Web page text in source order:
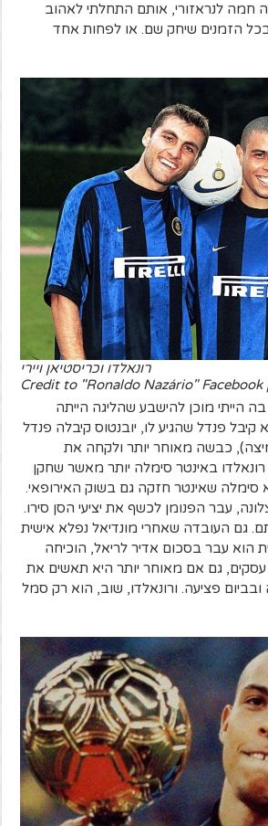
חמה לנראזורי, אותם התחלתי לאהוב
הזמנים שיחק שם. או לפחות אחד
רונאלדו וכריסטיאן ויירי
Credit to "Ronaldo Nazário" Facebook
הייתי מוכן להישבע שהליגה הייתה
קיבל פנדל שהגיע לו, יובנטוס קיבלה פנדל
כבשה מאוחר יותר ולקחה את
רונאלדו באינטר סימלה יותר מאשר שחקן
סימלה שאינטר חזקה גם בשוק האירופאי.
עבר הפנומן לכשף את יציעי הסן סירו.
גם העובדה שאחרי מונדיאל נפלא אישית
הוא עבר בסכום אדיר לריאל, הוכיחה
עסקים, גם אם מאוחר יותר היא תאשים את
פציעה. ורונאלדו, שוב, הוא רק סמל